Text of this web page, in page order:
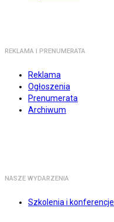
REKLAMA I PRENUMERATA
Reklama
Ogłoszenia
Prenumerata
Archiwum
NASZE WYDARZENIA
Szkolenia i konferencje